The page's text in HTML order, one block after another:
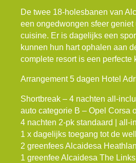
De twee 18-holesbanen van
een ongedwongen sfeer
cuisine. Er is dagelijks een
kunnen hun hart ophalen aan
complete resort is een
Arrangement 5 dagen Hotel
Shortbreak – 4 nachten all-
auto categorie B – Opel Corsa
4 nachten 2-pk standaard | all-
1 x dagelijks toegang tot de
2 greenfees Alcaidesa
1 greenfee Alcaidesa The